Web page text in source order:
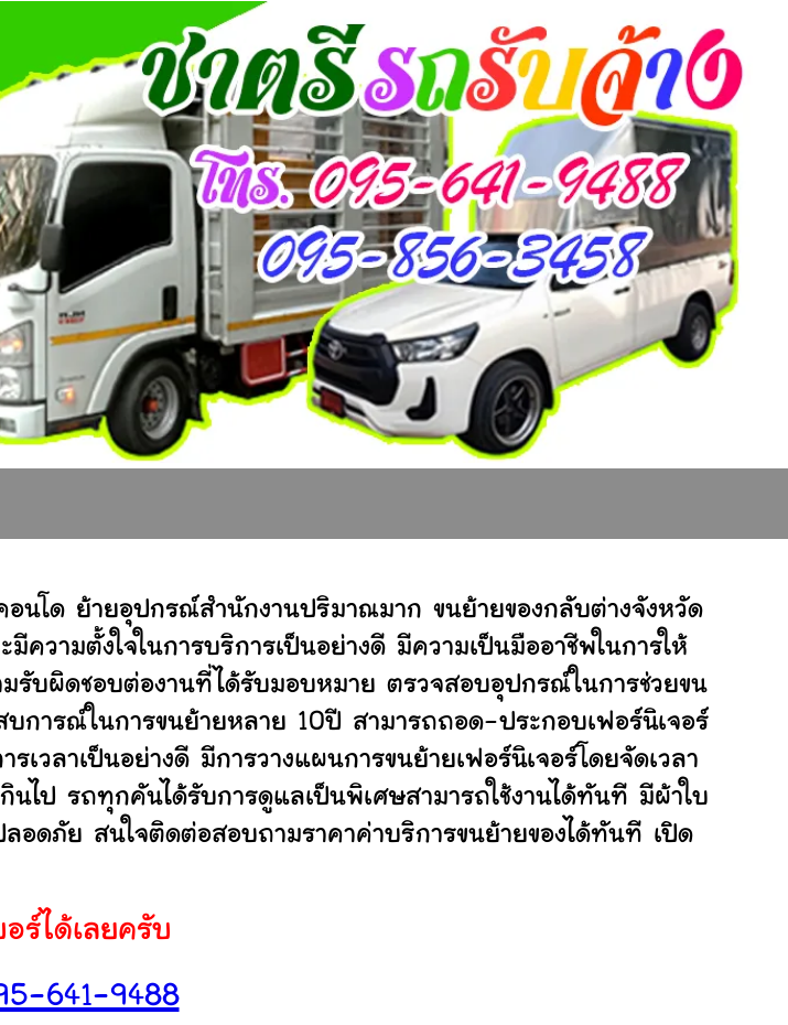
นโด ย้ายอุปกรณ์สำนักงานปริมาณมาก ขนย้ายของกลับต่างจังหวัด
วามตั้งใจในการบริการเป็นอย่างดี มีความเป็นมืออาชีพในการให้
รับผิดชอบต่องานที่ได้รับมอบหมาย ตรวจสอบอุปกรณ์ในการช่วยขน
การณ์ในการขนย้ายหลาย 10ปี สามารถถอด-ประกอบเฟอร์นิเจอร์
รเวลาเป็นอย่างดี มีการวางแผนการขนย้ายเฟอร์นิเจอร์โดยจัดเวลา
กินไป รถทุกคันได้รับการดูแลเป็นพิเศษสามารถใช้งานได้ทันที มีผ้าใบ
ดภัย สนใจติดต่อสอบถามราคาค่าบริการขนย้ายของได้ทันที เปิด
ร์ได้เลยครับ
641-9488